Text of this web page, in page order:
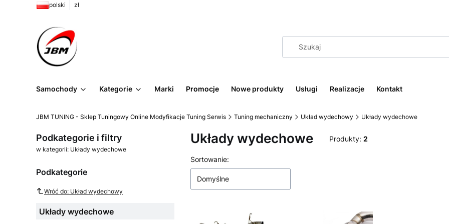
polski zł
Samochody Kategorie Marki Promocje Nowe produkty Usługi Realizacje Kontakt
JBM TUNING - Sklep Tuningowy Online Modyfikacje Tuning Serwis Tuning mechaniczny Układ wydechowy Układy wydechowe
Podkategorie i filtry
w kategorii: Układy wydechowe
Podkategorie
Wróć do: Układ wydechowy
Układy wydechowe
Układy wydechowe Produkty: 2
Lista produktów
Sortowanie:
Domyślne